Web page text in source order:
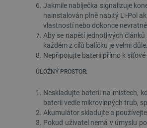
Jakmile nabíječka signalizuje
nainstalován plně nabitý Li-Pol
vlastností nebo dokonce
Aby se napětí jednotlivých
každém z cílů balíčku je velmi
Nepřipojujte baterii přímo k
ÚLOŽNÝ PROSTOR:
Neskladujte baterii na místech,
baterii vedle mikrovlnných trub,
Akumulátor skladujte a
Pokud uživatel nemá v úmyslu